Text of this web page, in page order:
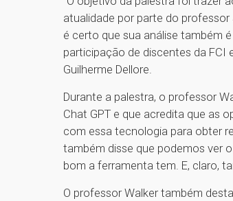
atualidade por parte do
é certo que sua análise também
participação de discentes da FCI
Guilherme Dellore.
Durante a palestra, o professor
Chat GPT e que acredita que as
com essa tecnologia para obter
também disse que podemos ver
bom a ferramenta tem. E, claro,
O professor Walker também